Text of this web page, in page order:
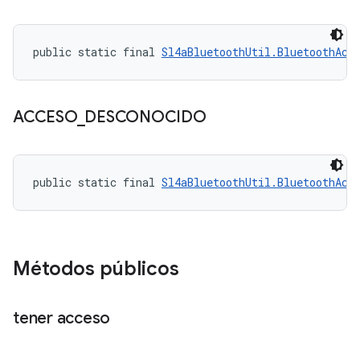
public static final
ACCESO_ DESCONOCIDO
public static final
Métodos públicos
tener acceso